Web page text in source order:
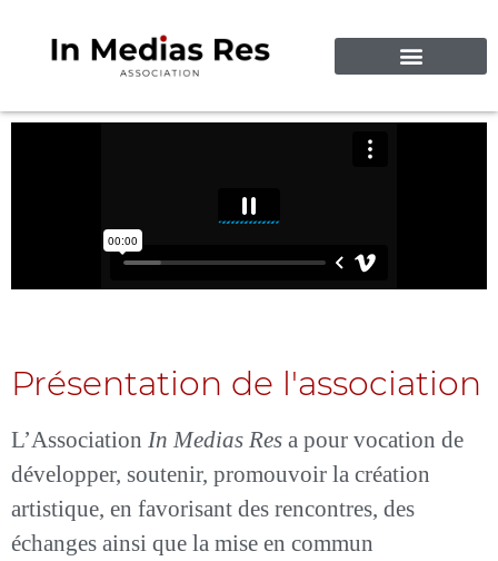
Présentation de l'association
L’Association In Medias Res a pour vocation de
développer, soutenir, promouvoir la création
artistique, en favorisant des rencontres, des
échanges ainsi que la mise en commun